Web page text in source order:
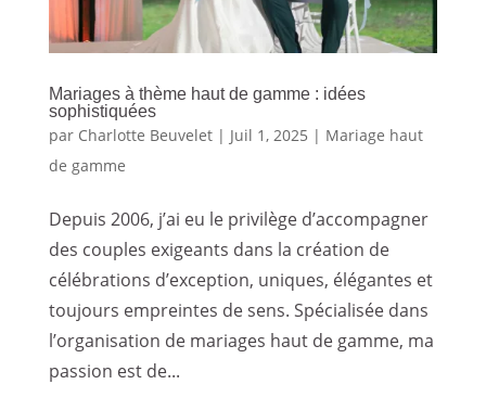
Mariages à thème haut de gamme : idées
sophistiquées
par Charlotte Beuvelet| Juil 1, 2025 | Mariage haut
de gamme
Depuis 2006, j’ai eu le privilège d’accompagner
des couples exigeants dans la création de
célébrations d’exception, uniques, élégantes et
toujours empreintes de sens. Spécialisée dans
l’organisation de mariages haut de gamme, ma
passion est de...